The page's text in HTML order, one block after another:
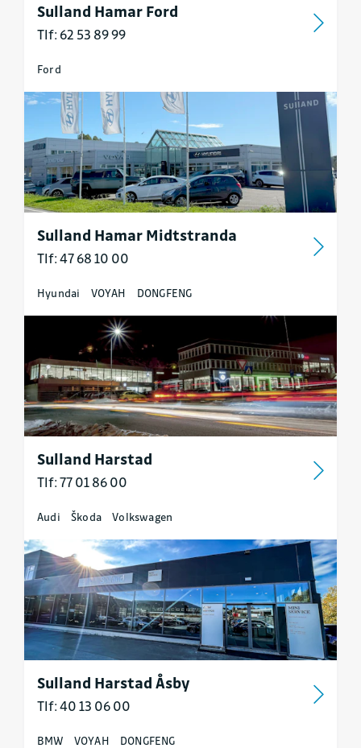
Sulland Hamar Ford
Tlf: 62 53 89 99
Ford
Sulland Hamar Midtstranda
Tlf: 47 68 10 00
Hyundai VOYAH DONGFENG
Sulland Harstad
Tlf: 77 01 86 00
Audi Škoda Volkswagen
Sulland Harstad Åsby
Tlf: 40 13 06 00
BMW VOYAH DONGFENG